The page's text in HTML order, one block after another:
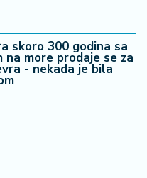
skoro 300 godina sa
na more prodaje se za
- nekada je bila